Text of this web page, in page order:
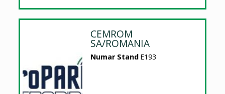
CEMROM
SA/ROMANIA
Numar Stand E193